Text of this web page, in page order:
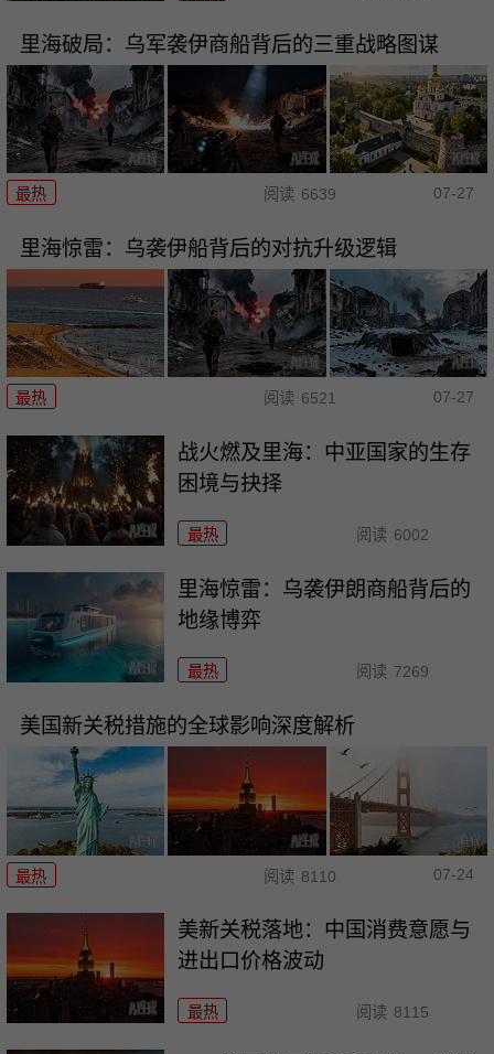
里海破局：乌军袭伊商船背后的三重战略图谋
最热 阅读 6639 07-27
里海惊雷：乌袭伊船背后的对抗升级逻辑
最热 阅读 6521 07-27
战火燃及里海：中亚国家的生存
困境与抉择
最热 阅读 6002
里海惊雷：乌袭伊朗商船背后的
地缘博弈
最热 阅读 7269
美国新关税措施的全球影响深度解析
最热 阅读 8110 07-24
美新关税落地：中国消费意愿与
进出口价格波动
最热 阅读 8115